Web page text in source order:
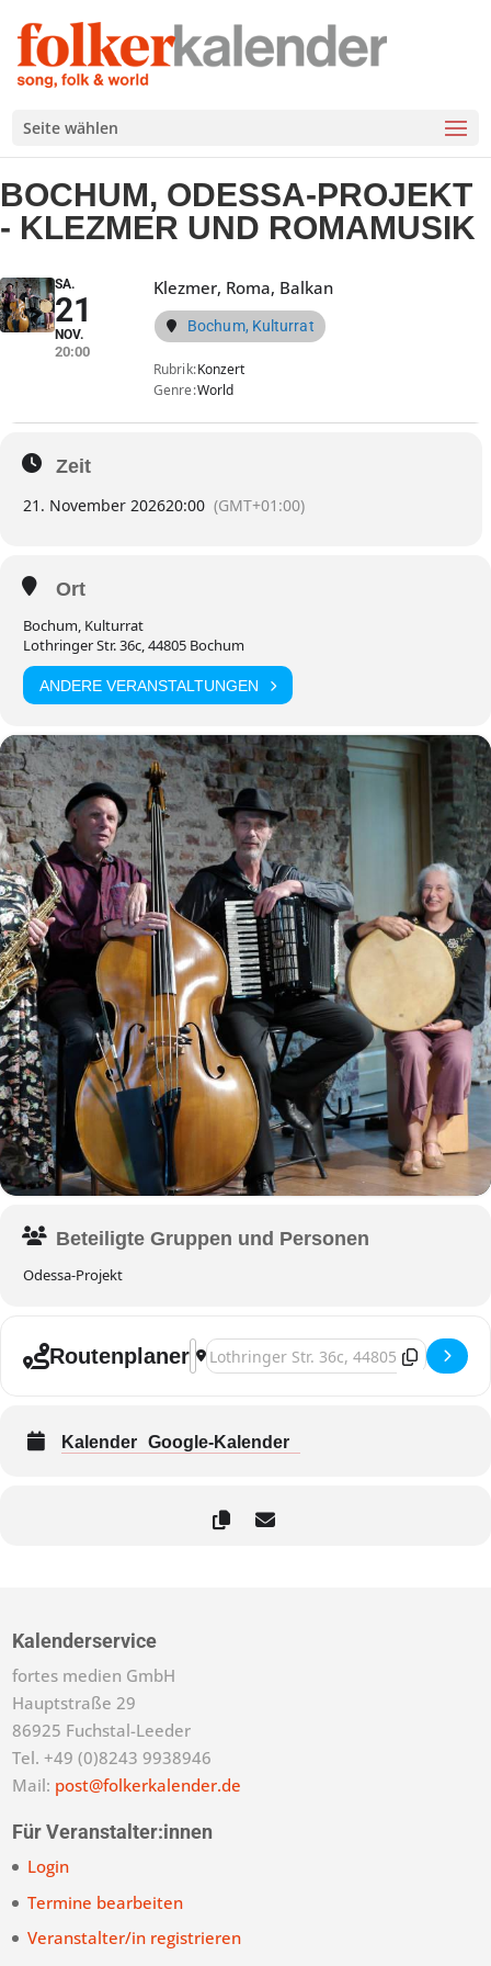
Seite wählen
BOCHUM, ODESSA-PROJEKT
- KLEZMER UND ROMAMUSIK
SA.
21
NOV.
20:00
Klezmer, Roma, Balkan
Bochum, Kulturrat
Rubrik Konzert
Genre World
Zeit
21. November 202620:00 (GMT+01:00)
Ort
Bochum, Kulturrat
Lothringer Str. 36c, 44805 Bochum
ANDERE VERANSTALTUNGEN
Beteiligte Gruppen und Personen
Odessa-Projekt
RoutenplanerAddress - Bochum, Odessa-Projekt -
Destination Address - Bochum,
Kalender Google-Kalender
Kalenderservice
fortes medien GmbH
Hauptstraße 29
86925 Fuchstal-Leeder
Tel. +49 (0)8243 9938946
Mail: post@folkerkalender.de
Für Veranstalter:innen
Login
Termine bearbeiten
Veranstalter/in registrieren